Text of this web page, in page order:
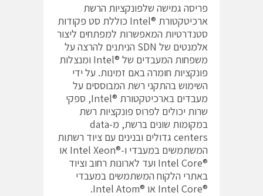
פריסה גמישה שלפונקציות הרשת
ארכיטקטורת ®Intel כוללת סט פקודות
סטנדרטיות המאפשרות למפתחים ליצור
אלמנטים של SDN הניתנים להרצה על
משפחות המעבדים של ®Intel ומנצלות
פונקציות חומרה באם זמינות. על ידי
השימוש בהתקני רשת המבוססים על
מעבדים בארכיטקטורת ®Intel, ספקי
שרות יכולים לפרוס פונקציות רשת
במקומות שונים ברשת, מ-data
centers גדולים ובנינים עם ציוד רשתות
המשתמשים במעבדי ו-®Intel Xeon או
®Intel Core ועד לארונות רחוב וציוד
באתרי הלקוח המשתמשים במעבדי
®Intel Core או ®Intel Atom.